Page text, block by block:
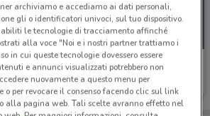
17.3 km
archiviamo e accediamo ai dati personali,
gli o identificatori univoci, sul tuo dispositivo.
abiliti le tecnologie di tracciamento affinché
alla voce "Noi e i nostri partner trattiamo i
in cui queste tecnologie dovessero essere
e annunci visualizzati potrebbero non
nuovamente a questo menu per
o per revocare il consenso facendo clic sul link
alla pagina web. Tali scelte avranno effetto nel